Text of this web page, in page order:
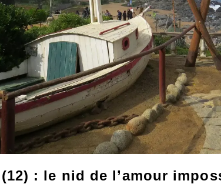
: le nid de l’amour